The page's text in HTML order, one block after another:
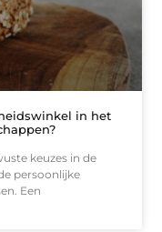
in het
keuzes in de
persoonlijke
Een